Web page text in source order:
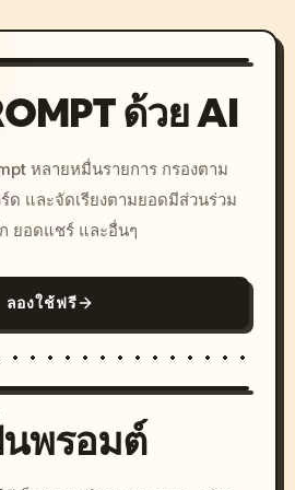
ด้วย AI
หลายหมื่นรายการ กรองตาม
ร์ด และจัดเรียงตามยอดมีส่วนร่วม
ยอดแชร์ และอื่นๆ
ลองใช้ฟรี
พรอมต์